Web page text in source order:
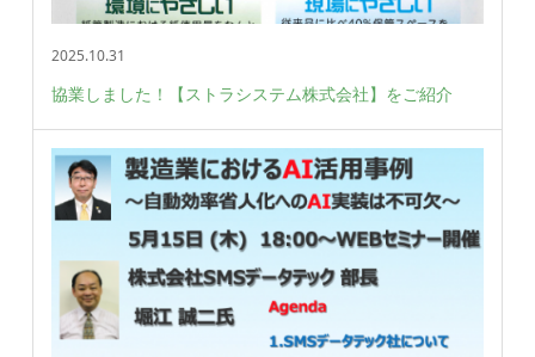
2025.10.31
協業しました！【ストラシステム株式会社】をご紹介